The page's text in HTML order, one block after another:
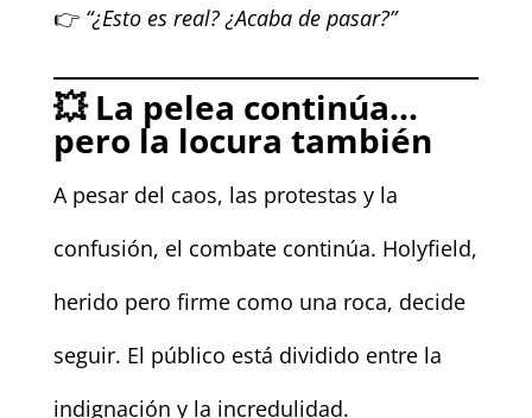
👉 “¿Esto es real? ¿Acaba de pasar?”
💥La pelea continúa…
pero la locura también
A pesar del caos, las protestas y la
confusión, el combate continúa. Holyfield,
herido pero firme como una roca, decide
seguir. El público está dividido entre la
indignación y la incredulidad.